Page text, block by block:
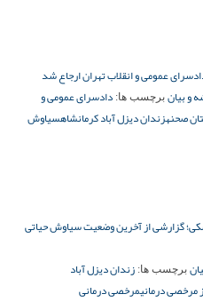
عمومی و انقلاب تهران ارجاع شد
و بیان برچسب ها: دادسرای عمومی و
صحنهزندان دیزل آباد کرمانشاهسیاوش
گزارشی از آخرین وضعیت سیاوش حیاتی
برچسب ها: زندان دیزل آباد
مرخصی درمانیمرخصی درمانی